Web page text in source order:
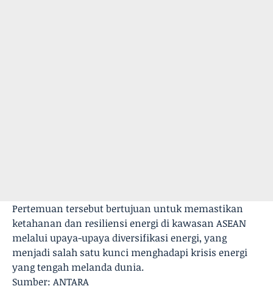
Pertemuan tersebut bertujuan untuk memastikan
ketahanan dan resiliensi energi di kawasan ASEAN
melalui upaya-upaya diversifikasi energi, yang
menjadi salah satu kunci menghadapi krisis energi
yang tengah melanda dunia.
Sumber: ANTARA